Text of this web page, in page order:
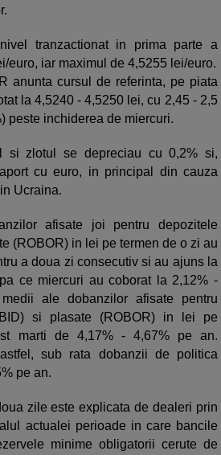
tranzactionat in prima parte a
euro, iar maximul de 4,5255 lei/euro.
anunta cursul de referinta, pe piata
la 4,5240 - 4,5250 lei, cu 2,45 - 2,5
peste inchiderea de miercuri.
si zlotul se depreciau cu 0,2% si,
cu euro, in principal din cauza
Ucraina.
afisate joi pentru depozitele
(ROBOR) in lei pe termen de o zi au
a doua zi consecutiv si au ajuns la
ce miercuri au coborat la 2,12% -
ale dobanzilor afisate pentru
si plasate (ROBOR) in lei pe
marti de 4,17% - 4,67% pe an.
sub rata dobanzii de politica
pe an.
zile este explicata de dealeri prin
actualei perioade in care bancile
minime obligatorii cerute de